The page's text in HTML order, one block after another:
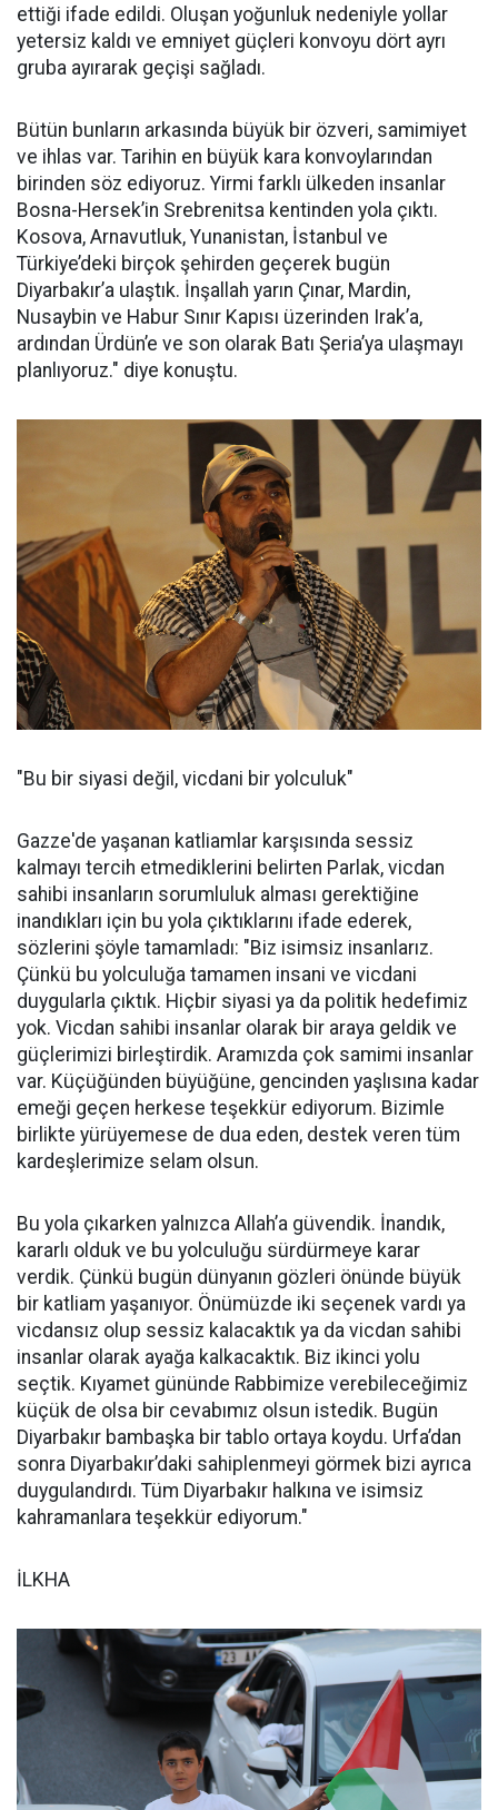
ettiği ifade edildi. Oluşan yoğunluk nedeniyle yollar
yetersiz kaldı ve emniyet güçleri konvoyu dört ayrı
gruba ayırarak geçişi sağladı.
Bütün bunların arkasında büyük bir özveri, samimiyet
ve ihlas var. Tarihin en büyük kara konvoylarından
birinden söz ediyoruz. Yirmi farklı ülkeden insanlar
Bosna-Hersek’in Srebrenitsa kentinden yola çıktı.
Kosova, Arnavutluk, Yunanistan, İstanbul ve
Türkiye’deki birçok şehirden geçerek bugün
Diyarbakır’a ulaştık. İnşallah yarın Çınar, Mardin,
Nusaybin ve Habur Sınır Kapısı üzerinden Irak’a,
ardından Ürdün’e ve son olarak Batı Şeria’ya ulaşmayı
planlıyoruz." diye konuştu.
"Bu bir siyasi değil, vicdani bir yolculuk"
Gazze'de yaşanan katliamlar karşısında sessiz
kalmayı tercih etmediklerini belirten Parlak, vicdan
sahibi insanların sorumluluk alması gerektiğine
inandıkları için bu yola çıktıklarını ifade ederek,
sözlerini şöyle tamamladı: "Biz isimsiz insanlarız.
Çünkü bu yolculuğa tamamen insani ve vicdani
duygularla çıktık. Hiçbir siyasi ya da politik hedefimiz
yok. Vicdan sahibi insanlar olarak bir araya geldik ve
güçlerimizi birleştirdik. Aramızda çok samimi insanlar
var. Küçüğünden büyüğüne, gencinden yaşlısına kadar
emeği geçen herkese teşekkür ediyorum. Bizimle
birlikte yürüyemese de dua eden, destek veren tüm
kardeşlerimize selam olsun.
Bu yola çıkarken yalnızca Allah’a güvendik. İnandık,
kararlı olduk ve bu yolculuğu sürdürmeye karar
verdik. Çünkü bugün dünyanın gözleri önünde büyük
bir katliam yaşanıyor. Önümüzde iki seçenek vardı ya
vicdansız olup sessiz kalacaktık ya da vicdan sahibi
insanlar olarak ayağa kalkacaktık. Biz ikinci yolu
seçtik. Kıyamet gününde Rabbimize verebileceğimiz
küçük de olsa bir cevabımız olsun istedik. Bugün
Diyarbakır bambaşka bir tablo ortaya koydu. Urfa’dan
sonra Diyarbakır’daki sahiplenmeyi görmek bizi ayrıca
duygulandırdı. Tüm Diyarbakır halkına ve isimsiz
kahramanlara teşekkür ediyorum."
İLKHA